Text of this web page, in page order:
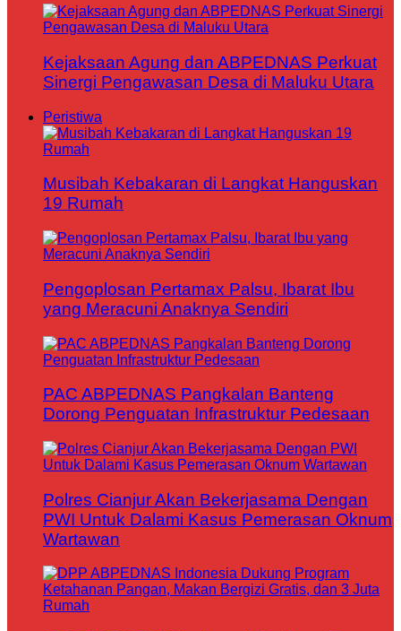
Kejaksaan Agung dan ABPEDNAS Perkuat
Sinergi Pengawasan Desa di Maluku Utara
Peristiwa
Musibah Kebakaran di Langkat Hanguskan
19 Rumah
Pengoplosan Pertamax Palsu, Ibarat Ibu
yang Meracuni Anaknya Sendiri
PAC ABPEDNAS Pangkalan Banteng
Dorong Penguatan Infrastruktur Pedesaan
Polres Cianjur Akan Bekerjasama Dengan
PWI Untuk Dalami Kasus Pemerasan Oknum
Wartawan